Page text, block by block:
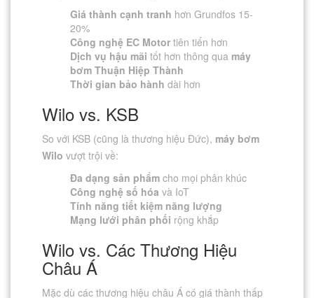
Giá thành cạnh tranh hơn Grundfos 15-
20%
Công nghệ EC Motor tiên tiến hơn
Dịch vụ hậu mãi tốt hơn thông qua máy
bơm Thuận Hiệp Thành
Thời gian bảo hành dài hơn
Wilo vs. KSB
So với KSB (cũng là thương hiệu Đức), máy bơm
Wilo vượt trội về:
Đa dạng sản phẩm cho mọi phân khúc
Công nghệ số hóa và IoT
Tính năng tiết kiệm năng lượng
Mạng lưới phân phối rộng khắp
Wilo vs. Các Thương Hiệu
Châu Á
Mặc dù các thương hiệu châu Á có giá thành thấp